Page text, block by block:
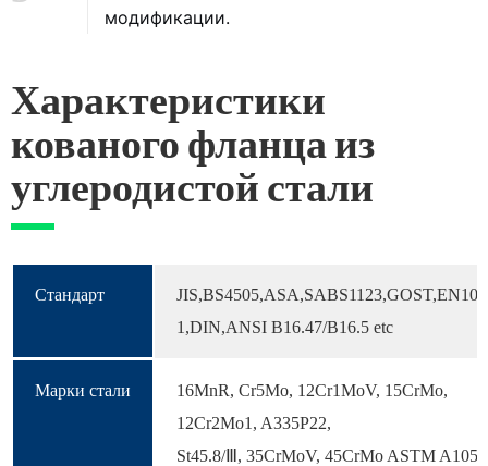
модификации.
Характеристики
кованого фланца из
углеродистой стали
Стандарт
1,DIN,ANSI B16.47/B16.5 etc
Марки стали
16MnR, Cr5Mo, 12Cr1MoV, 15CrMo,
12Cr2Mo1, A335P22,
St45.8/Ⅲ, 35CrMoV, 45CrMo ASTM A105,